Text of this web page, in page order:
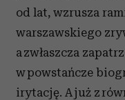
od lat, wzrusza
warszawskiego
a zwłaszcza
w powstańcze
irytację. A już z